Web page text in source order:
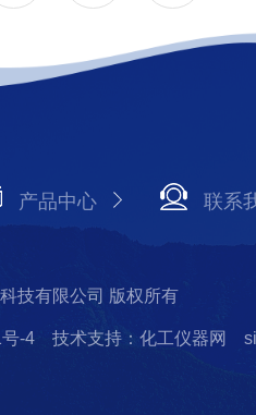
产品中心 联系
技有限公司 版权所有
-4 技术支持：化工仪器网